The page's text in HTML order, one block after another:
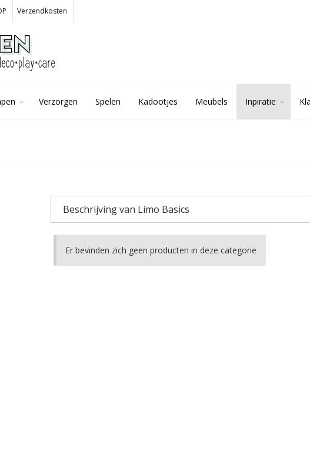
Verzendkosten
Verzorgen Spelen Kadootjes Meubels Inpiratie
Beschrijving van Limo Basics
Er bevinden zich geen producten in deze categorie